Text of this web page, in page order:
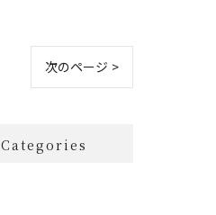
次のページ >
Categories